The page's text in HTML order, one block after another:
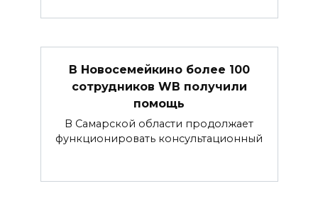
В Новосемейкино более 100
сотрудников WB получили
помощь
В Самарской области продолжает
функционировать консультационный